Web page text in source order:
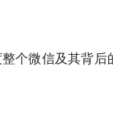
个微信及其背后